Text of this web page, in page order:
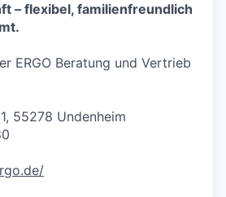
– flexibel, familienfreundlich
ERGO Beratung und Vertrieb
55278 Undenheim